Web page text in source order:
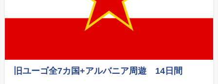
旧ユーゴ全7カ国+アルバニア周遊 14日間